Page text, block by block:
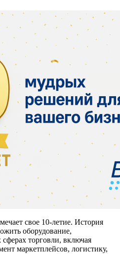
свое 10-летие. История
оборудование,
торговли, включая
маркетплейсов, логистику,